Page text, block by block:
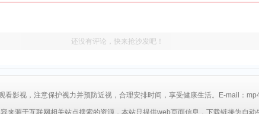
还没有评论，快来抢沙发吧！
看影视，注意保护视力并预防近视，合理安排时间，享受健康生活。E-mail：
来源于互联网相关站点搜索的资源，本站只提供web页面信息，下载链接为自动